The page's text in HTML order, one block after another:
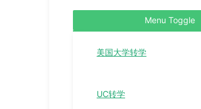
Menu Toggle
美国大学转学
UC转学